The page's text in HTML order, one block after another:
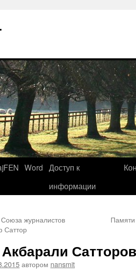
Word Доступ к
информации
журналистов
Саттор
автором nansmit